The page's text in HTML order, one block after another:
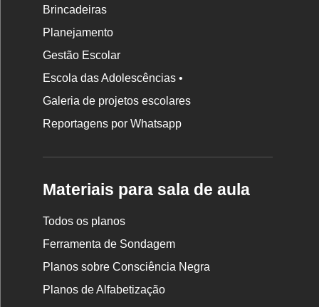
Brincadeiras
Planejamento
Gestão Escolar
Escola das Adolescências •
Galeria de projetos escolares
Reportagens por Whatsapp
Materiais para sala de aula
Todos os planos
Ferramenta de Sondagem
Planos sobre Consciência Negra
Planos de Alfabetização